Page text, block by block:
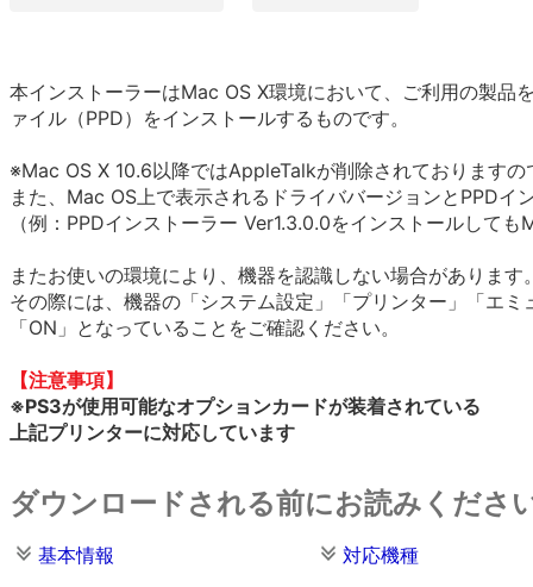
本インストーラーはMac OS X環境において、ご利用の製
ァイル（PPD）をインストールするものです。
※Mac OS X 10.6以降ではAppleTalkが削除されております
また、Mac OS上で表示されるドライババージョンとPPD
（例：PPDインストーラー Ver1.3.0.0をインストールして
またお使いの環境により、機器を認識しない場合があります
その際には、機器の「システム設定」「プリンター」「エミ
「ON」となっていることをご確認ください。
【注意事項】
※PS3が使用可能なオプションカードが装着されている
上記プリンターに対応しています
ダウンロードされる前にお読みくださ
基本情報
対応機種